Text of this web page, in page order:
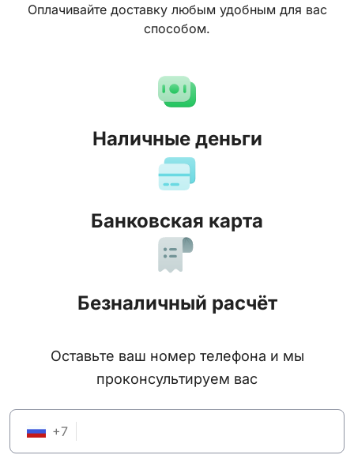
Оплачивайте доставку любым удобным для вас
способом.
Наличные деньги
Банковская карта
Безналичный расчёт
Оставьте ваш номер телефона и мы
проконсультируем вас
+7